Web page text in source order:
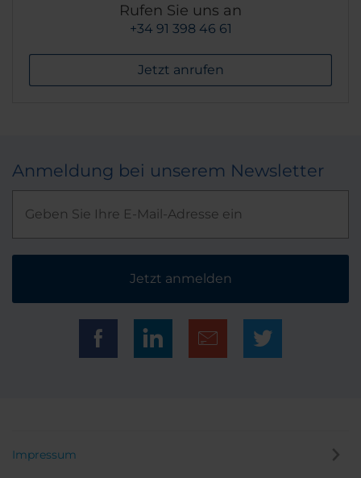
Rufen Sie uns an
+34 91 398 46 61
Jetzt anrufen
Anmeldung bei unserem Newsletter
Jetzt anmelden
Impressum